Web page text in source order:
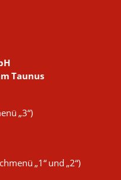
Taunus
„3“)
„1“ und „2“)